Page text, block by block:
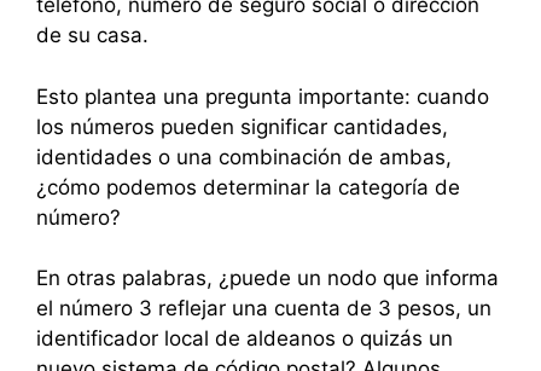
teléfono, número de seguro social o dirección
de su casa.
Esto plantea una pregunta importante: cuando
los números pueden significar cantidades,
identidades o una combinación de ambas,
¿cómo podemos determinar la categoría de
número?
En otras palabras, ¿puede un nodo que informa
el número 3 reflejar una cuenta de 3 pesos, un
identificador local de aldeanos o quizás un